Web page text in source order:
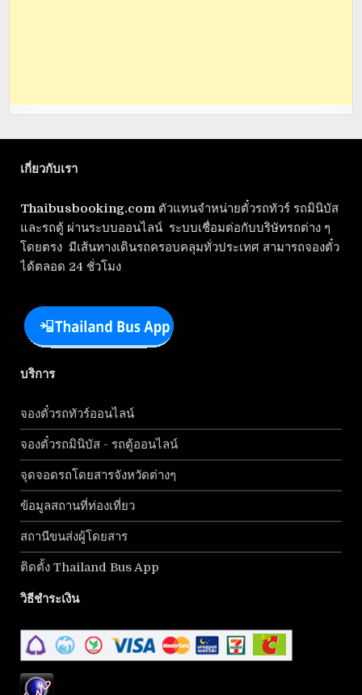
เกี่ยวกับเรา
Thaibusbooking.com ตัวแทนจำหน่ายตั๋วรถทัวร์ รถมินิบัส
และรถตู้ ผ่านระบบออนไลน์ ระบบเชื่อมต่อกับบริษัทรถต่าง ๆ
โดยตรง มีเส้นทางเดินรถครอบคลุมทั่วประเทศ สามารถจองตั๋ว
ได้ตลอด 24 ชั่วโมง
บริการ
จองตั๋วรถทัวร์ออนไลน์
จองตั๋วรถมินิบัส - รถตู้ออนไลน์
จุดจอดรถโดยสารจังหวัดต่างๆ
ข้อมูลสถานที่ท่องเที่ยว
สถานีขนส่งผู้โดยสาร
ติดตั้ง Thailand Bus App
วิธีชำระเงิน